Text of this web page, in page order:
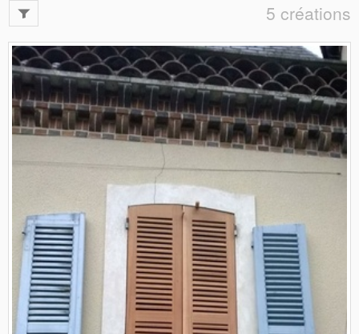
5 créations